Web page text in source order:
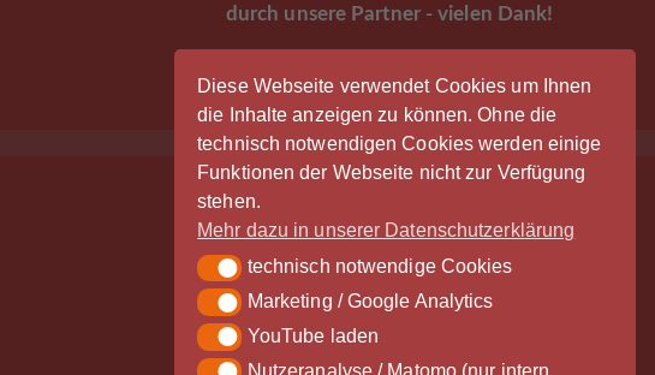
Diese Webseite verwendet Cookies um Ihnen
die Inhalte anzeigen zu können. Ohne die
technisch notwendigen Cookies werden einige
Funktionen der Webseite nicht zur Verfügung
stehen.
Mehr dazu in unserer Datenschutzerklärung
technisch notwendige Cookies
technisch notwendige Cookies
Marketing / Google Analytics
Marketing / Google Analytics
YouTube laden
YouTube laden
Nutzeranalyse / Matomo (nur intern
durch unsere Partner - vielen Dank!